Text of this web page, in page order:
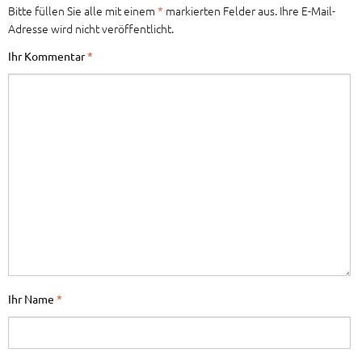
Bitte füllen Sie alle mit einem * markierten Felder aus. Ihre E-Mail-
Adresse wird nicht veröffentlicht.
Ihr Kommentar*
Ihr Name *